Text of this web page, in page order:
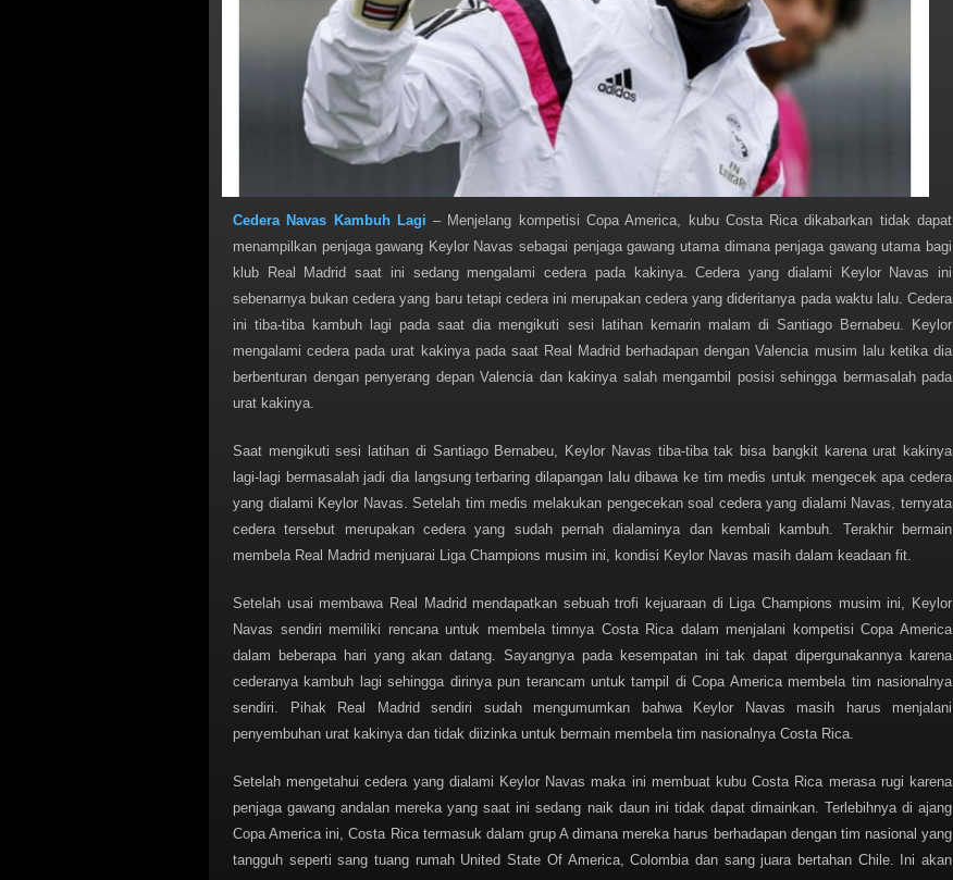
Cedera Navas Kambuh Lagi – Menjelang kompetisi Copa America, kubu Costa Rica dikabarkan tidak dapat
menampilkan penjaga gawang Keylor Navas sebagai penjaga gawang utama dimana penjaga gawang utama bagi
klub Real Madrid saat ini sedang mengalami cedera pada kakinya. Cedera yang dialami Keylor Navas ini
sebenarnya bukan cedera yang baru tetapi cedera ini merupakan cedera yang dideritanya pada waktu lalu. Cedera
ini tiba-tiba kambuh lagi pada saat dia mengikuti sesi latihan kemarin malam di Santiago Bernabeu. Keylor
mengalami cedera pada urat kakinya pada saat Real Madrid berhadapan dengan Valencia musim lalu ketika dia
berbenturan dengan penyerang depan Valencia dan kakinya salah mengambil posisi sehingga bermasalah pada
urat kakinya.
Saat mengikuti sesi latihan di Santiago Bernabeu, Keylor Navas tiba-tiba tak bisa bangkit karena urat kakinya
lagi-lagi bermasalah jadi dia langsung terbaring dilapangan lalu dibawa ke tim medis untuk mengecek apa cedera
yang dialami Keylor Navas. Setelah tim medis melakukan pengecekan soal cedera yang dialami Navas, ternyata
cedera tersebut merupakan cedera yang sudah pernah dialaminya dan kembali kambuh. Terakhir bermain
membela Real Madrid menjuarai Liga Champions musim ini, kondisi Keylor Navas masih dalam keadaan fit.
Setelah usai membawa Real Madrid mendapatkan sebuah trofi kejuaraan di Liga Champions musim ini, Keylor
Navas sendiri memiliki rencana untuk membela timnya Costa Rica dalam menjalani kompetisi Copa America
dalam beberapa hari yang akan datang. Sayangnya pada kesempatan ini tak dapat dipergunakannya karena
cederanya kambuh lagi sehingga dirinya pun terancam untuk tampil di Copa America membela tim nasionalnya
sendiri. Pihak Real Madrid sendiri sudah mengumumkan bahwa Keylor Navas masih harus menjalani
penyembuhan urat kakinya dan tidak diizinka untuk bermain membela tim nasionalnya Costa Rica.
Setelah mengetahui cedera yang dialami Keylor Navas maka ini membuat kubu Costa Rica merasa rugi karena
penjaga gawang andalan mereka yang saat ini sedang naik daun ini tidak dapat dimainkan. Terlebihnya di ajang
Copa America ini, Costa Rica termasuk dalam grup A dimana mereka harus berhadapan dengan tim nasional yang
tangguh seperti sang tuang rumah United State Of America, Colombia dan sang juara bertahan Chile. Ini akan